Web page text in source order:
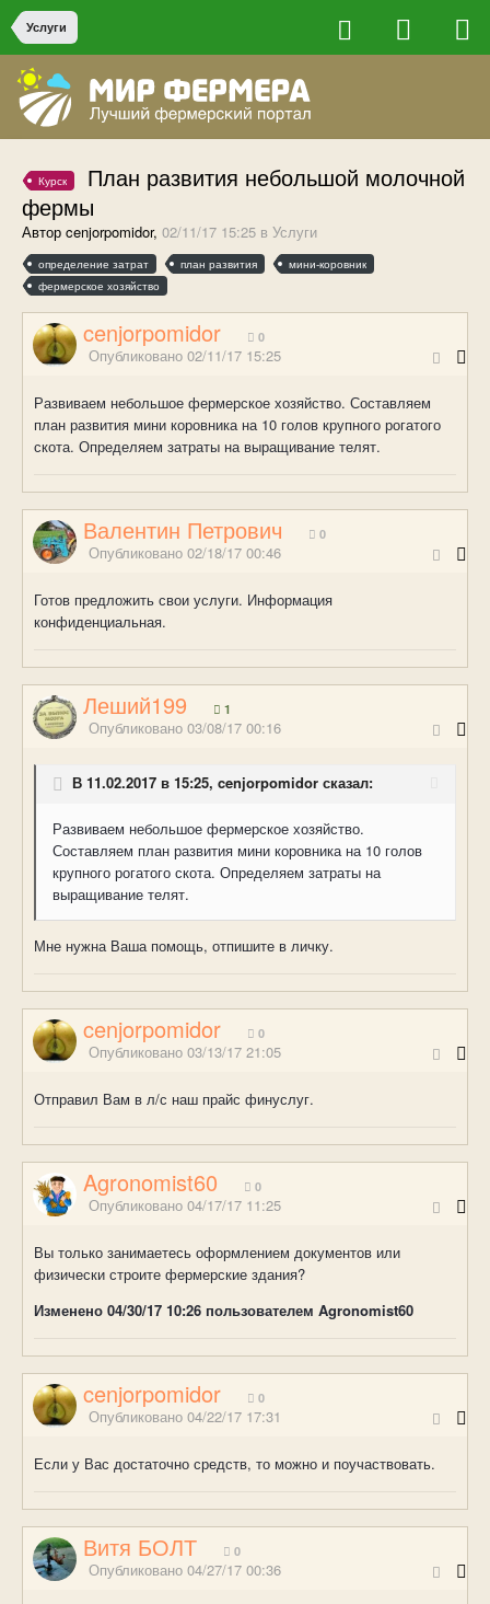
Услуги
Курск
План развития небольшой молочной
фермы
Автор cenjorpomidor, 02/11/17 15:25 в Услуги
определение затрат план развития
мини-коровник
фермерское хозяйство
cenjorpomidor 0
Опубликовано 02/11/17 15:25
Развиваем небольшое фермерское хозяйство. Составляем
план развития мини коровника на 10 голов крупного рогатого
скота. Определяем затраты на выращивание телят.
Валентин Петрович 0
Опубликовано 02/18/17 00:46
Готов предложить свои услуги. Информация
конфиденциальная.
Леший199 1
Опубликовано 03/08/17 00:16
В 11.02.2017 в 15:25, cenjorpomidor сказал:
Развиваем небольшое фермерское хозяйство.
Составляем план развития мини коровника на 10 голов
крупного рогатого скота. Определяем затраты на
выращивание телят.
Мне нужна Ваша помощь, отпишите в личку.
cenjorpomidor 0
Опубликовано 03/13/17 21:05
Отправил Вам в л/с наш прайс финуслуг.
Agronomist60 0
Опубликовано 04/17/17 11:25
Вы только занимаетесь оформлением документов или
физически строите фермерские здания?
Изменено 04/30/17 10:26 пользователем Agronomist60
cenjorpomidor 0
Опубликовано 04/22/17 17:31
Если у Вас достаточно средств, то можно и поучаствовать.
Витя БОЛТ 0
Опубликовано 04/27/17 00:36